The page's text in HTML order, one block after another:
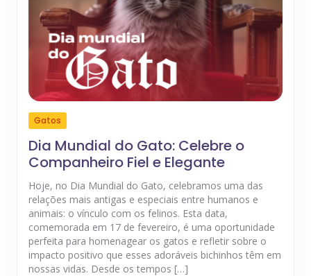
Gatos
Dia Mundial do Gato: Celebre o
Companheiro Fiel e Elegante
Hoje, no Dia Mundial do Gato, celebramos uma das
relações mais antigas e especiais entre humanos e
animais: o vínculo com os felinos. Esta data,
comemorada em 17 de fevereiro, é uma oportunidade
perfeita para homenagear os gatos e refletir sobre o
impacto positivo que esses adoráveis bichinhos têm em
nossas vidas. Desde os tempos […]